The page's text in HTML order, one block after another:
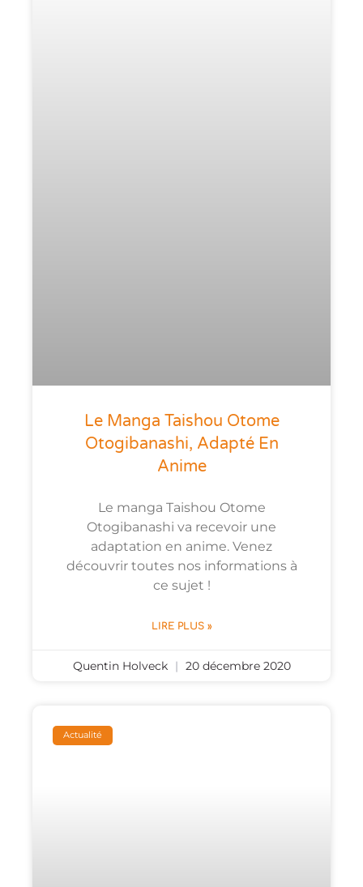
Le Manga Taishou Otome
Otogibanashi, Adapté En
Anime
Le manga Taishou Otome
Otogibanashi va recevoir une
adaptation en anime. Venez
découvrir toutes nos informations à
ce sujet !
LIRE PLUS »
Quentin Holveck 20 décembre 2020
Actualité